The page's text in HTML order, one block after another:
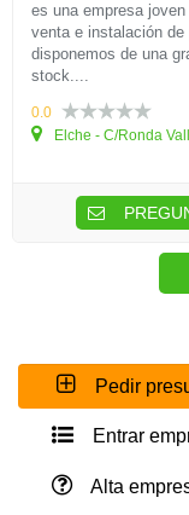
es una empresa
venta e instalación
disponemos de una
stock....
0.0
Elche - C/Ronda
Pedir
Entrar
Alta